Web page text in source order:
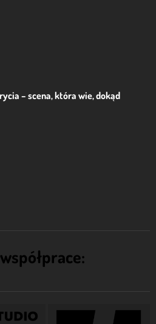
– scena, która wie, dokąd